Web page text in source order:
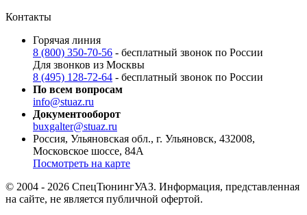
Контакты
Горячая линия
8 (800) 350-70-56 - бесплатный звонок по России
Для звонков из Москвы
8 (495) 128-72-64 - бесплатный звонок по России
По всем вопросам
info@stuaz.ru
Документооборот
buxgalter@stuaz.ru
Россия, Ульяновская обл., г. Ульяновск, 432008,
Московское шоссе, 84А
Посмотреть на карте
© 2004 - 2026 СпецТюнингУАЗ. Информация, представленная
на сайте, не является публичной офертой.